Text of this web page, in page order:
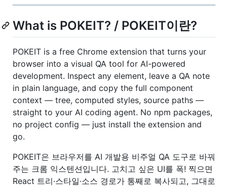
What is POKEIT? / POKEIT이란?
POKEIT is a free Chrome extension that turns your
browser into a visual QA tool for AI-powered
development. Inspect any element, leave a QA note
in plain language, and copy the full component
context — tree, computed styles, source paths —
straight to your AI coding agent. No npm packages,
no project config — just install the extension and
go.
POKEIT은 브라우저를 AI 개발용 비주얼 QA 도구로 바꿔
주는 크롬 익스텐션입니다. 고치고 싶은 UI를 폭! 찍으면
React 트리·스타일·소스 경로가 통째로 복사되고, 그대로